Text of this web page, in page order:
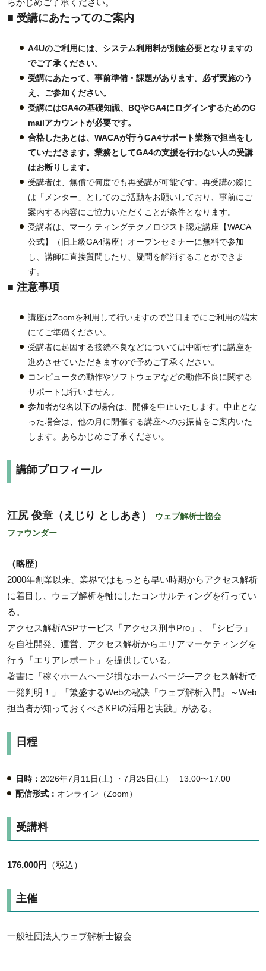
らかじめご了承ください。
■ 受講にあたってのご案内
A4Uのご利用には、システム利用料が別途必要となりますの
でご了承ください。
受講にあたって、事前準備・課題があります。必ず実施のう
え、ご参加ください。
受講にはGA4の基礎知識、BQやGA4にログインするためのG
mailアカウントが必要です。
合格したあとは、WACAが行うGA4サポート業務で担当をし
ていただきます。業務としてGA4の支援を行わない人の受講
はお断りします。
受講者は、無償で何度でも再受講が可能です。再受講の際に
は「メンター」としてのご活動をお願いしており、事前にご
案内する内容にご協力いただくことが条件となります。
受講者は、マーケティングテクノロジスト認定講座【WACA
公式】（旧上級GA4講座）オープンセミナーに無料で参加
し、講師に直接質問したり、疑問を解消することができま
す。
■ 注意事項
講座はZoomを利用して行いますので当日までにご利用の端末
にてご準備ください。
受講者に起因する接続不良などについては中断せずに講座を
進めさせていただきますので予めご了承ください。
コンピュータの動作やソフトウェアなどの動作不良に関する
サポートは行いません。
参加者が2名以下の場合は、開催を中止いたします。中止とな
った場合は、他の月に開催する講座へのお振替をご案内いた
します。あらかじめご了承ください。
講師プロフィール
江尻 俊章（えじり としあき）
ウェブ解析士協会
ファウンダー
（略歴）
2000年創業以来、業界ではもっとも早い時期からアクセス解析
に着目し、ウェブ解析を軸にしたコンサルティングを行ってい
る。
アクセス解析ASPサービス「アクセス刑事Pro」、「シビラ」
を自社開発、運営、アクセス解析からエリアマーケティングを
行う「エリアレポート」を提供している。
著書に「稼ぐホームページ損なホームページ―アクセス解析で
一発判明！」「繁盛するWebの秘訣『ウェブ解析入門』～Web
担当者が知っておくべきKPIの活用と実践」がある。
日程
日時： 2026年7月11日(土) ・7月25日(土) 13:00〜17:00
配信形式： オンライン（Zoom）
受講料
176,000円 （税込）
主催
一般社団法人ウェブ解析士協会